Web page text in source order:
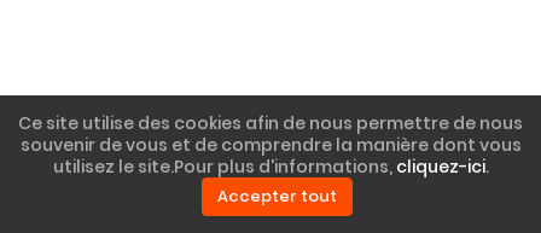
Ce site utilise des cookies afin de nous permettre de nous
souvenir de vous et de comprendre la manière dont vous
utilisez le site.Pour plus d'informations, cliquez-ici.
Accepter tout